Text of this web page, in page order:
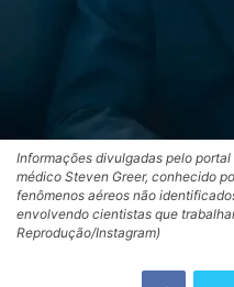
Informações divulgadas pelo
médico Steven Greer, conhecido
fenômenos aéreos não
envolvendo cientistas que
Reprodução/Instagram)